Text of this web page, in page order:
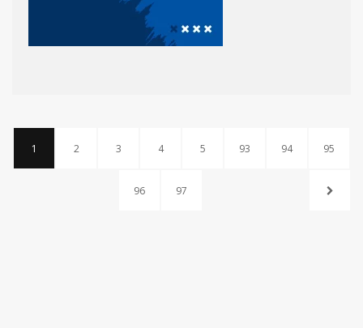
1 2 3 4 5 93 94 95
96 97